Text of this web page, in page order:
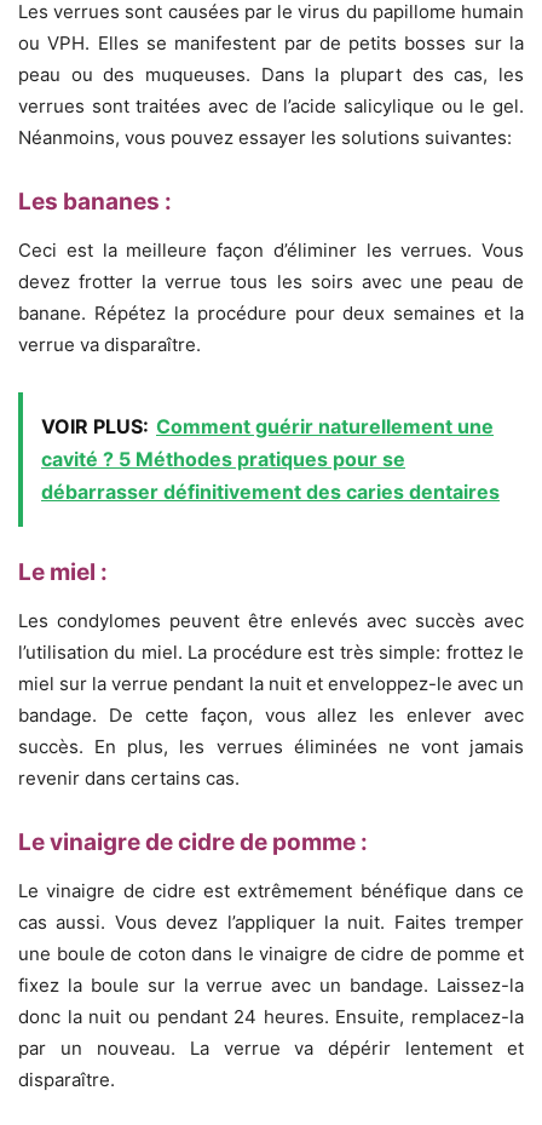
Les verrues sont causées par le virus du papillome humain
ou VPH. Elles se manifestent par de petits bosses sur la
peau ou des muqueuses. Dans la plupart des cas, les
verrues sont traitées avec de l’acide salicylique ou le gel.
Néanmoins, vous pouvez essayer les solutions suivantes:
Les bananes :
Ceci est la meilleure façon d’éliminer les verrues. Vous
devez frotter la verrue tous les soirs avec une peau de
banane. Répétez la procédure pour deux semaines et la
verrue va disparaître.
VOIR PLUS: Comment guérir naturellement une
cavité ? 5 Méthodes pratiques pour se
débarrasser définitivement des caries dentaires
Le miel :
Les condylomes peuvent être enlevés avec succès avec
l’utilisation du miel. La procédure est très simple: frottez le
miel sur la verrue pendant la nuit et enveloppez-le avec un
bandage. De cette façon, vous allez les enlever avec
succès. En plus, les verrues éliminées ne vont jamais
revenir dans certains cas.
Le vinaigre de cidre de pomme :
Le vinaigre de cidre est extrêmement bénéfique dans ce
cas aussi. Vous devez l’appliquer la nuit. Faites tremper
une boule de coton dans le vinaigre de cidre de pomme et
fixez la boule sur la verrue avec un bandage. Laissez-la
donc la nuit ou pendant 24 heures. Ensuite, remplacez-la
par un nouveau. La verrue va dépérir lentement et
disparaître.